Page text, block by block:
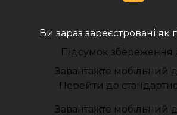
Ви зараз зареєстровані як
Підсумок збереження
Завантажте мобільний
Перейти до
Завантажте мобільний